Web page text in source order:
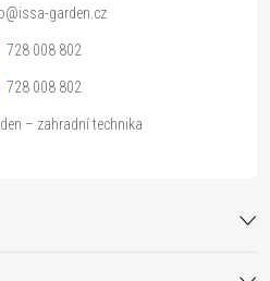
@issa-garden.cz
728 008 802
728 008 802
– zahradní technika